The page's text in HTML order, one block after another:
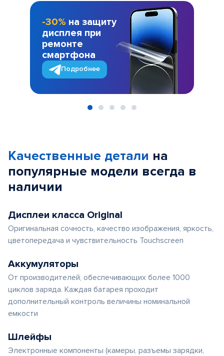
-30% на защиту
дисплея при
ремонте
смартфона
Подробнее
Качественные детали на
популярные модели всегда в
наличии
Дисплеи класса Original
Оригинальная сочность, качество изображения, яркость,
цветопередача и чувствительность Touchscreen
Аккумуляторы
От производителей, обеспечивающих более 1000
циклов заряда. Каждая батарея проходит
дополнительный контроль величины номинальной
емкости
Шлейфы
Электронные компоненты (камеры, разъемы зарядки,